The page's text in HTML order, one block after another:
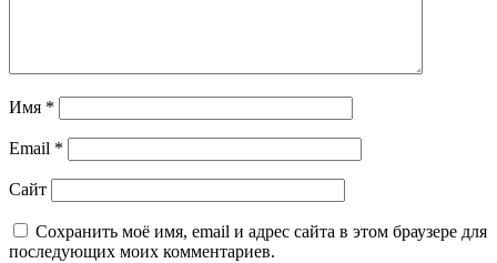
Имя *
Email *
Сайт
Сохранить моё имя, email и адрес сайта в этом браузере для
последующих моих комментариев.